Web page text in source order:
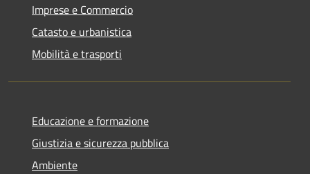
Imprese e Commercio
Catasto e urbanistica
Mobilità e trasporti
Educazione e formazione
Giustizia e sicurezza pubblica
Ambiente